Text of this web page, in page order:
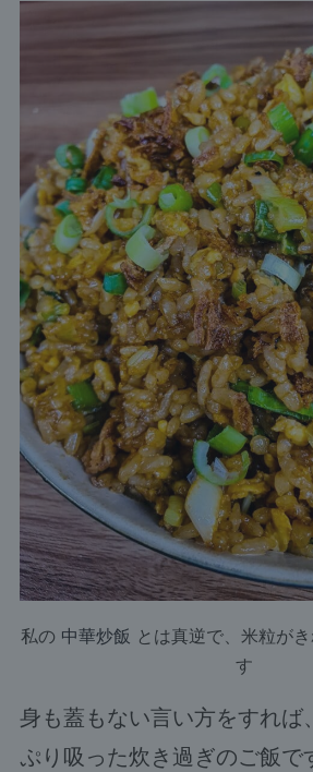
私の 中華炒飯 とは真逆で、米粒が
す
身も蓋もない言い方をすれば
ぷり吸った炊き過ぎのご飯で